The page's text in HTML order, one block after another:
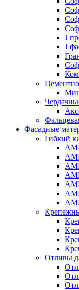
J
J
Фасадные
Гибкий
Отливы